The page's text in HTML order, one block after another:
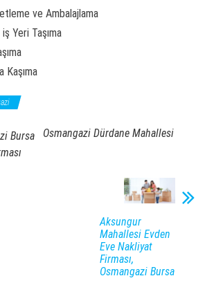
ve Ambalajlama
Yeri Taşıma
Kaşıma
Bursa
Osmangazi Dürdane Mahallesi
Aksungur
Mahallesi Evden
Eve Nakliyat
Firması,
Osmangazi Bursa